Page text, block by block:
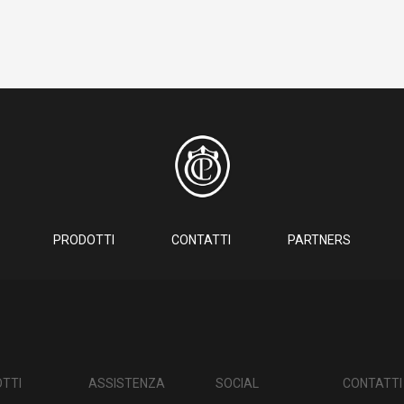
PRODOTTI CONTATTI PARTNERS
ASSISTENZA SOCIAL CONTATTI